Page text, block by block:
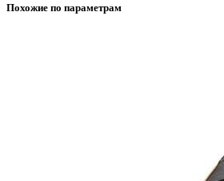
Похожие по параметрам